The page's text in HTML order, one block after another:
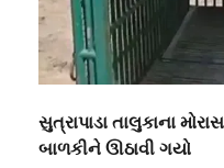
સુત્રાપાડા તાલુકાના
બાળકીને ઊઠાવી ગયો